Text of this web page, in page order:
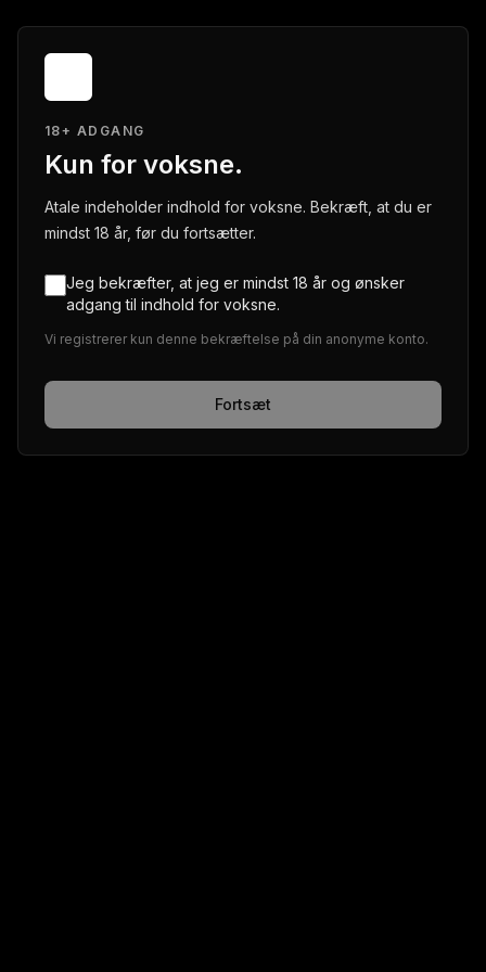
18+ ADGANG
Kun for voksne.
Atale indeholder indhold for voksne. Bekræft, at du er
mindst 18 år, før du fortsætter.
Jeg bekræfter, at jeg er mindst 18 år og ønsker
adgang til indhold for voksne.
Vi registrerer kun denne bekræftelse på din anonyme konto.
Fortsæt